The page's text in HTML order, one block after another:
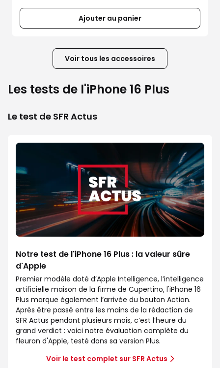
Ajouter au panier
Voir tous les accessoires
Les tests de l'iPhone 16 Plus
Le test de SFR Actus
Notre test de l'iPhone 16 Plus : la valeur sûre
d'Apple
Premier modèle doté d’Apple Intelligence, l’intelligence
artificielle maison de la firme de Cupertino, l'iPhone 16
Plus marque également l’arrivée du bouton Action.
Après être passé entre les mains de la rédaction de
SFR Actus pendant plusieurs mois, c’est l’heure du
grand verdict : voici notre évaluation complète du
fleuron d'Apple, testé dans sa version Plus.
Voir le test complet sur SFR Actus